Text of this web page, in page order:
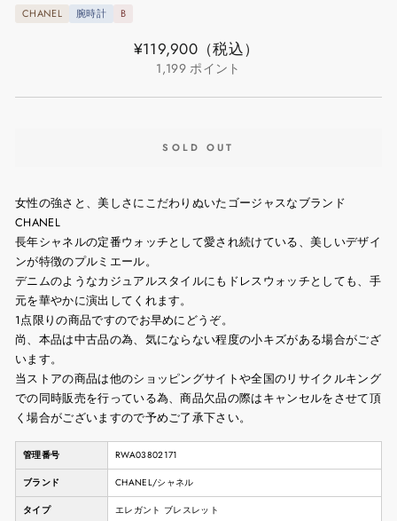
CHANEL 腕時計 B
通
¥119,900 （税込）
1,199 ポイント
SOLD OUT
女性の強さと、美しさにこだわりぬいたゴージャスなブランド
CHANEL
長年シャネルの定番ウォッチとして愛され続けている、美しいデザイ
ンが特徴のプルミエール。
デニムのようなカジュアルスタイルにもドレスウォッチとしても、手
元を華やかに演出してくれます。
1点限りの商品ですのでお早めにどうぞ。
尚、本品は中古品の為、気にならない程度の小キズがある場合がござ
います。
当ストアの商品は他のショッピングサイトや全国のリサイクルキング
での同時販売を行っている為、商品欠品の際はキャンセルをさせて頂
く場合がございますので予めご了承下さい。
管理番号 RWA03802171
ブランド CHANEL/シャネル
タイプ エレガント ブレスレット